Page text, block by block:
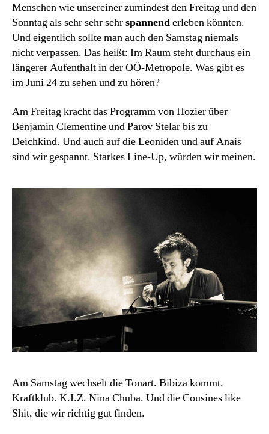
Menschen wie unsereiner zumindest den Freitag und den
Sonntag als sehr sehr sehrspannenderleben könnten.
Und eigentlich sollte man auch den Samstag niemals
nicht verpassen. Das heißt: Im Raum steht durchaus ein
längerer Aufenthalt in der OÖ-Metropole. Was gibt es
im Juni 24 zu sehen und zu hören?
Am Freitag kracht das Programm von Hozier über
Benjamin Clementine und Parov Stelar bis zu
Deichkind. Und auch auf die Leoniden und auf Anais
sind wir gespannt. Starkes Line-Up, würden wir meinen.
Am Samstag wechselt die Tonart. Bibiza kommt.
Kraftklub. K.I.Z. Nina Chuba. Und die Cousines like
Shit, die wir richtig gut finden.